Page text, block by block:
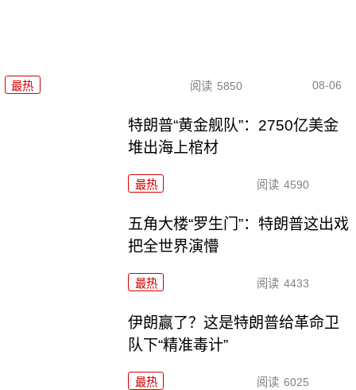
最热 阅读 5850 08-06
特朗普“黄金舰队”：2750亿美金
堆出海上棺材
最热 阅读 4590
五角大楼“罗生门”：特朗普这出戏
把全世界演懵
最热 阅读 4433
伊朗赢了？这是特朗普给革命卫
队下“精准毒计”
最热 阅读 6025